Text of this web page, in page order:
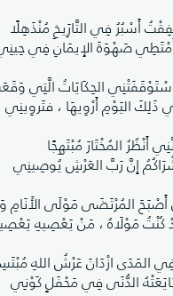
أَسْبُرُ فِي التَّارَِيخِ مُنْذَهِلًا
صَهْوَةَ الإِيمَانِ فِي
الحِكَايَاتُ الَّتِي
ذَلِكَ اليَوْمِ أَرْوِيهَا ، فتَروِينِي
أَنْظُرُ المُخْتَارَ مُبْتَهِجًا
إِنَّ رَبَّ العَرْشِ يُوصِينِي
أَصْبَحَ المُرْتَضَى مَوْلَى الأَنَامِ
كُنْتُ مَوْلَاهُ ، مَنْ يَعْصِيهِ
المَدَى ازْدَانَ عَرْشُ اللهِ
الدُّنَى فِي مَحْفَلٍ كَوْنِي